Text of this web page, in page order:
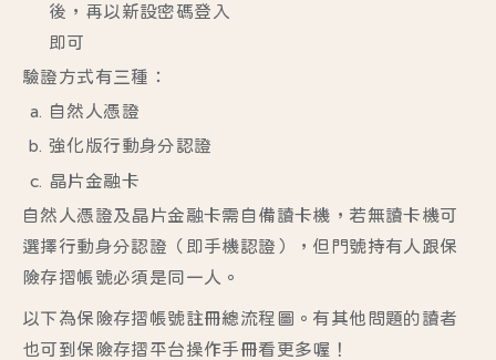
後，再以新設密碼登入
即可
驗證方式有三種：
自然人憑證
強化版行動身分認證
晶片金融卡
自然人憑證及晶片金融卡需自備讀卡機，若無讀卡機可
選擇行動身分認證（即手機認證），但門號持有人跟保
險存摺帳號必須是同一人。
以下為保險存摺帳號註冊總流程圖。有其他問題的讀者
也可到 保險存摺平台操作手冊看更多喔！